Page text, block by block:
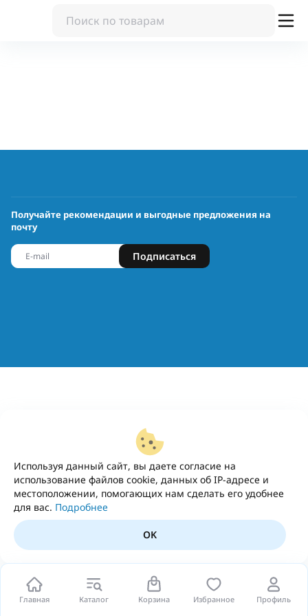
Главная Каталог Корзина Избранное Профиль
Используя данный сайт, вы даете согласие на
использование файлов cookie, данных об IP-адресе и
местоположении, помогающих нам сделать его удобнее
для вас. Подробнее
OK
Получайте рекомендации и выгодные предложения на
почту
Подписаться